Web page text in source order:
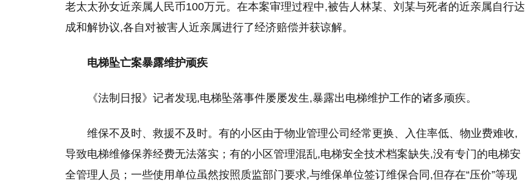
老太太孙女近亲属人民币100万元。在本案审理过程中,被告人林某、刘某与死者的近亲属自行达
成和解协议,各自对被害人近亲属进行了经济赔偿并获谅解。
电梯坠亡案暴露维护顽疾
《法制日报》记者发现,电梯坠落事件屡屡发生,暴露出电梯维护工作的诸多顽疾。
维保不及时、救援不及时。有的小区由于物业管理公司经常更换、入住率低、物业费难收,
导致电梯维修保养经费无法落实；有的小区管理混乱,电梯安全技术档案缺失,没有专门的电梯安
全管理人员；一些使用单位虽然按照质监部门要求,与维保单位签订维保合同,但存在“压价”等现